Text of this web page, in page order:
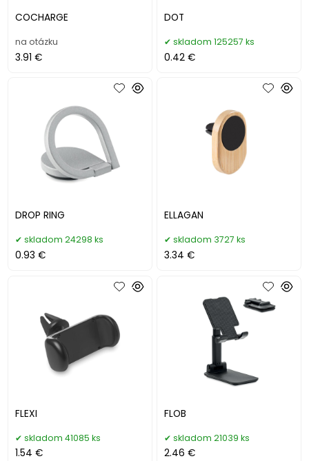
COCHARGE
na otázku
3.91 €
DOT
skladom 125257 ks
0.42 €
DROP RING
skladom 24298 ks
0.93 €
ELLAGAN
skladom 3727 ks
3.34 €
FLEXI
skladom 41085 ks
1.54 €
FLOB
skladom 21039 ks
2.46 €